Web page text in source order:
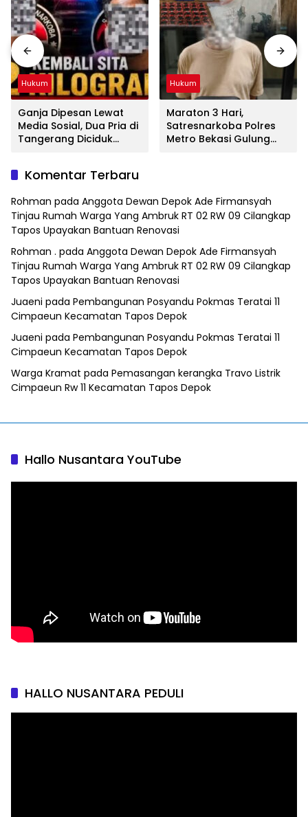
Hukum
Ganja Dipesan Lewat
Media Sosial, Dua Pria di
Tangerang Diciduk
Hukum
Maraton 3 Hari,
Satresnarkoba Polres
Metro Bekasi Gulung
Komentar Terbaru
Rohman pada Anggota Dewan Depok Ade Firmansyah
Tinjau Rumah Warga Yang Ambruk RT 02 RW 09 Cilangkap
Tapos Upayakan Bantuan Renovasi
Rohman . pada Anggota Dewan Depok Ade Firmansyah
Tinjau Rumah Warga Yang Ambruk RT 02 RW 09 Cilangkap
Tapos Upayakan Bantuan Renovasi
Juaeni pada Pembangunan Posyandu Pokmas Teratai 11
Cimpaeun Kecamatan Tapos Depok
Juaeni pada Pembangunan Posyandu Pokmas Teratai 11
Cimpaeun Kecamatan Tapos Depok
Warga Kramat pada Pemasangan kerangka Travo Listrik
Cimpaeun Rw 11 Kecamatan Tapos Depok
Hallo Nusantara YouTube
HALLO NUSANTARA PEDULI